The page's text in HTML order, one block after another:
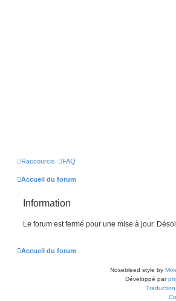
Raccourcis FAQ
Accueil du forum
Information
Le forum est fermé pour une mise à jour.
Accueil du forum
Nosebleed style by
Développé par